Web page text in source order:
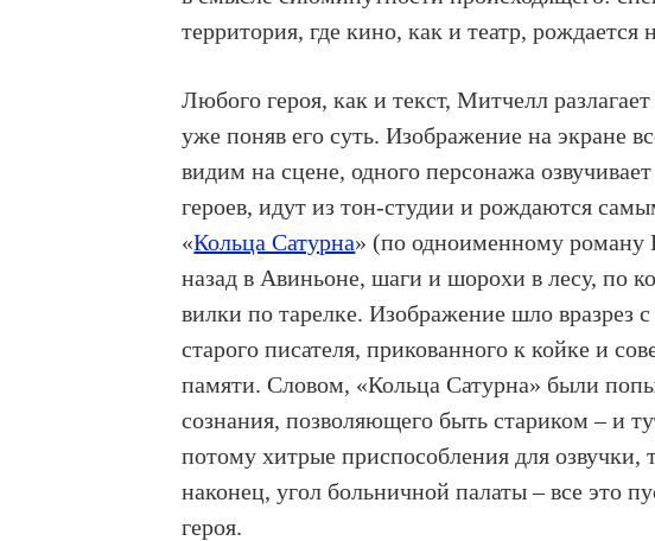
территория, где кино, как и театр, рождается
Любого героя, как и текст, Митчелл
уже поняв его суть. Изображение на экране
видим на сцене, одного персонажа
героев, идут из тон-студии и рождаются
«Кольца Сатурна» (по одноименному роману
назад в Авиньоне, шаги и шорохи в лесу, по
вилки по тарелке. Изображение шло
старого писателя, прикованного к койке и
памяти. Словом, «Кольца Сатурна» были
сознания, позволяющего быть стариком –
потому хитрые приспособления для
наконец, угол больничной палаты – все это
героя.